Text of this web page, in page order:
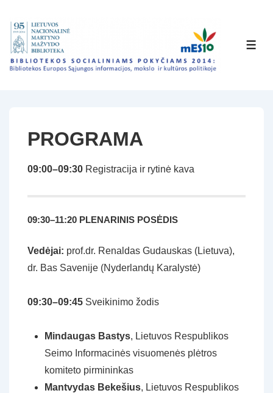
Skip
Main
PROGRAMA
09:00–09:30 Registracija ir rytinė kava
09:30–11:20 PLENARINIS POSĖDIS
Vedėjai: prof.dr. Renaldas Gudauskas (Lietuva),
dr. Bas Savenije (Nyderlandų Karalystė)
09:30–09:45 Sveikinimo žodis
Mindaugas Bastys, Lietuvos Respublikos
Seimo Informacinės visuomenės plėtros
komiteto pirmininkas
Mantvydas Bekešius, Lietuvos Respublikos